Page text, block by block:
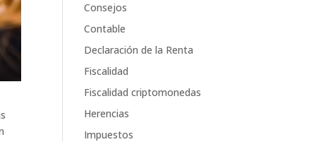
Consejos
Contable
Declaración de la Renta
Fiscalidad
Fiscalidad criptomonedas
Herencias
Impuestos